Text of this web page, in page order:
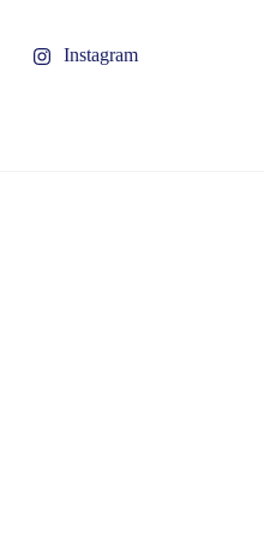
Instagram